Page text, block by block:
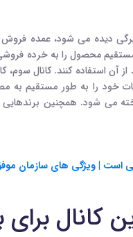
دیده می شود، عمده
مستقیم محصول را به خرده
آن استفاده کنند. کانال
خود را به طور مستقیم به
است | ویژگی های سازمان
کانال برای